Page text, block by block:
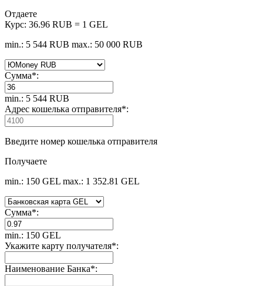
Отдаете
Курс: 36.96 RUB = 1 GEL
min.: 5 544 RUB max.: 50 000 RUB
Сумма*:
min.: 5 544 RUB
Адрес кошелька отправителя*:
Введите номер кошелька отправителя
Получаете
min.: 150 GEL max.: 1 352.81 GEL
Сумма*:
min.: 150 GEL
Укажите карту получателя*:
Наименование Банка*: